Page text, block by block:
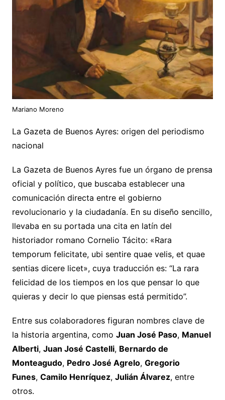
Mariano Moreno
La Gazeta de Buenos Ayres: origen del periodismo
nacional
La Gazeta de Buenos Ayres fue un órgano de prensa
oficial y político, que buscaba establecer una
comunicación directa entre el gobierno
revolucionario y la ciudadanía. En su diseño sencillo,
llevaba en su portada una cita en latín del
historiador romano Cornelio Tácito: «Rara
temporum felicitate, ubi sentire quae velis, et quae
sentias dicere licet», cuya traducción es: “La rara
felicidad de los tiempos en los que pensar lo que
quieras y decir lo que piensas está permitido”.
Entre sus colaboradores figuran nombres clave de
la historia argentina, como Juan José Paso, Manuel
Alberti, Juan José Castelli, Bernardo de
Monteagudo, Pedro José Agrelo, Gregorio
Funes, Camilo Henríquez, Julián Álvarez, entre
otros.